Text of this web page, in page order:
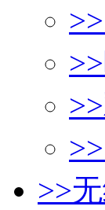
>>
>>
>>
>>
>>